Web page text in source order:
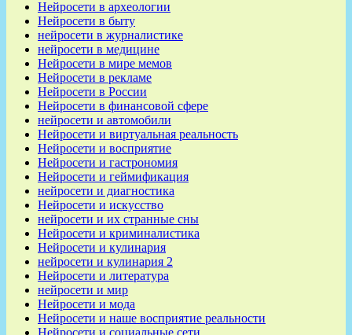
Нейросети в археологии
Нейросети в быту
нейросети в журналистике
нейросети в медицине
Нейросети в мире мемов
Нейросети в рекламе
Нейросети в России
Нейросети в финансовой сфере
нейросети и автомобили
Нейросети и виртуальная реальность
Нейросети и восприятие
Нейросети и гастрономия
Нейросети и геймификация
нейросети и диагностика
Нейросети и искусство
нейросети и их странные сны
Нейросети и криминалистика
Нейросети и кулинария
нейросети и кулинария 2
Нейросети и литература
нейросети и мир
Нейросети и мода
Нейросети и наше восприятие реальности
Нейросети и социальные сети